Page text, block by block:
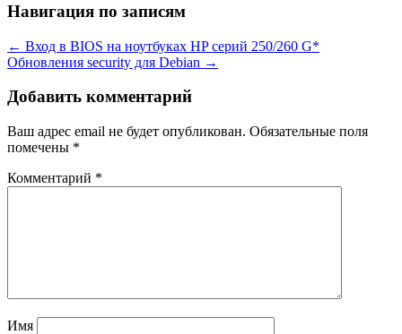
Навигация по записям
← Вход в BIOS на ноутбуках HP серий 250/260 G*
Обновления security для Debian →
Добавить комментарий
Ваш адрес email не будет опубликован. Обязательные поля
помечены *
Комментарий *
Имя